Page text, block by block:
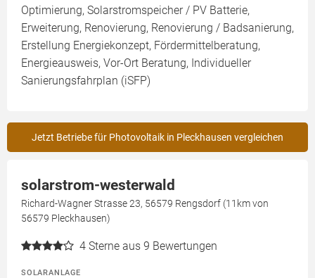
Optimierung, Solarstromspeicher / PV Batterie,
Erweiterung, Renovierung, Renovierung / Badsanierung,
Erstellung Energiekonzept, Fördermittelberatung,
Energieausweis, Vor-Ort Beratung, Individueller
Sanierungsfahrplan (iSFP)
Jetzt Betriebe für Photovoltaik in Pleckhausen vergleichen
solarstrom-westerwald
Richard-Wagner Strasse 23, 56579 Rengsdorf (11km von
56579 Pleckhausen)
4 Sterne aus 9 Bewertungen
SOLARANLAGE